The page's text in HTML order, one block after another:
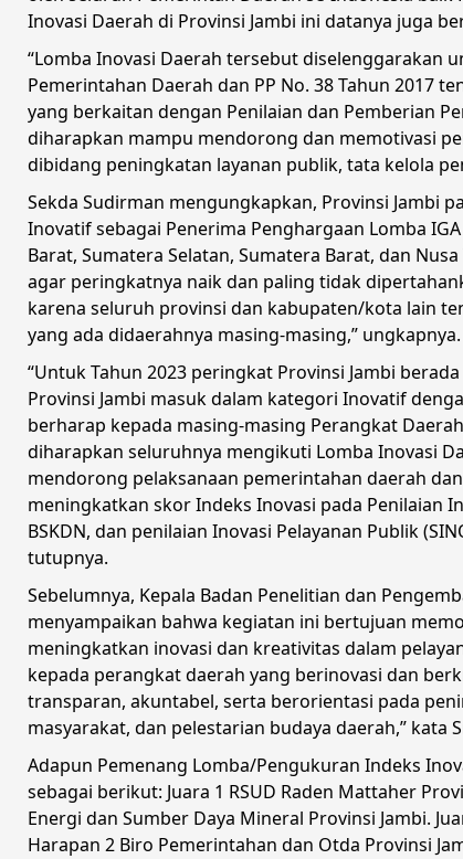
Inovasi Daerah di Provinsi Jambi ini datanya juga
“Lomba Inovasi Daerah tersebut diselenggarakan
Pemerintahan Daerah dan PP No. 38 Tahun 2017
yang berkaitan dengan Penilaian dan Pemberian
diharapkan mampu mendorong dan memotivasi
dibidang peningkatan layanan publik, tata kelola
Sekda Sudirman mengungkapkan, Provinsi Jambi
Inovatif sebagai Penerima Penghargaan Lomba
Barat, Sumatera Selatan, Sumatera Barat, dan
agar peringkatnya naik dan paling tidak
karena seluruh provinsi dan kabupaten/kota lain
yang ada didaerahnya masing-masing,” ungkapnya.
“Untuk Tahun 2023 peringkat Provinsi Jambi
Provinsi Jambi masuk dalam kategori Inovatif
berharap kepada masing-masing Perangkat
diharapkan seluruhnya mengikuti Lomba Inovasi
mendorong pelaksanaan pemerintahan daerah
meningkatkan skor Indeks Inovasi pada Penilaian
BSKDN, dan penilaian Inovasi Pelayanan Publik
tutupnya.
Sebelumnya, Kepala Badan Penelitian dan
menyampaikan bahwa kegiatan ini bertujuan
meningkatkan inovasi dan kreativitas dalam
kepada perangkat daerah yang berinovasi dan
transparan, akuntabel, serta berorientasi pada
masyarakat, dan pelestarian budaya daerah,” kata
Adapun Pemenang Lomba/Pengukuran Indeks
sebagai berikut: Juara 1 RSUD Raden Mattaher
Energi dan Sumber Daya Mineral Provinsi Jambi.
Harapan 2 Biro Pemerintahan dan Otda Provinsi